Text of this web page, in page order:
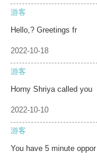
游客
Hello,? Greetings fr
2022-10-18
游客
Horny Shriya called you
2022-10-10
游客
You have 5 minute oppor